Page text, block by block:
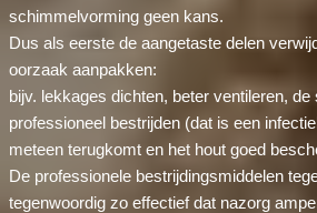
schimmelvorming geen kans.
Dus als eerste de aangetaste delen
oorzaak aanpakken:
bijv. lekkages dichten, beter ventileren,
professioneel bestrijden (dat is een
meteen terugkomt en het hout goed
De professionele bestrijdingsmiddelen
tegenwoordig zo effectief dat nazorg